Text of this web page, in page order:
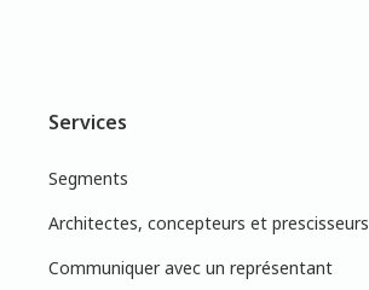
Services
Segments
Architectes, concepteurs et prescisseurs
Communiquer avec un représentant